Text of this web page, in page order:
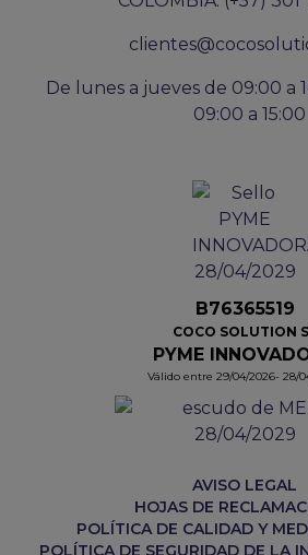
De lunes a jueves de 09:00 a
09:00 a 15:00
B76365519
COCO SOLUTION
PYME
Válido entre 29/04/2026- 28/
AVISO LEGAL
HOJAS DE
POLÍTICA DE CALIDAD Y
POLÍTICA DE SEGURIDAD DE LA